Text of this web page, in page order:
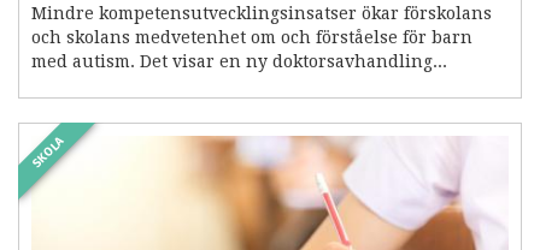
Mindre kompetensutvecklingsinsatser ökar förskolans
och skolans medvetenhet om och förståelse för barn
med autism. Det visar en ny doktorsavhandling...
SKOLA